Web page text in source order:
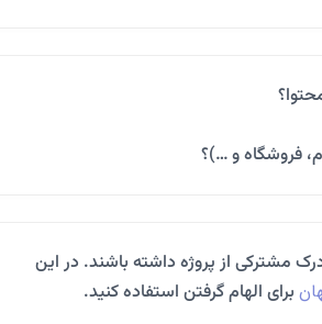
فروشگاه و …)؟
مشترکی از پروژه داشته باشند. در این
برای الهام گرفتن استفاده کنید.